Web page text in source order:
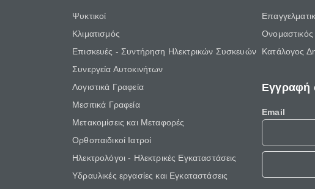
Ψυκτικοί
Κλιματισμός
Επισκευές - Συντήρηση Ηλεκτρικών Συσκευών
Συνεργεία Αυτοκινήτων
Λογιστικά Γραφεία
Μεσιτικά Γραφεία
Μετακομίσεις και Μεταφορές
Ορθοπαιδικοί Ιατροί
Ηλεκτρολόγοι - Ηλεκτρικές Εγκαταστάσεις
Υδραυλικές εργασίες και Εγκαταστάσεις
Κατάλογος
Εγγραφή
Email